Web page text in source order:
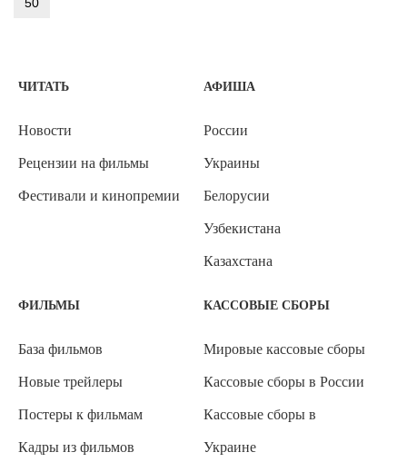
ЧИТАТЬ
Новости
Рецензии на фильмы
Фестивали и кинопремии
АФИША
России
Украины
Белорусии
Узбекистана
Казахстана
ФИЛЬМЫ
База фильмов
Новые трейлеры
Постеры к фильмам
Кадры из фильмов
КАССОВЫЕ СБОРЫ
Мировые кассовые сборы
Кассовые сборы в России
Кассовые сборы в
Украине